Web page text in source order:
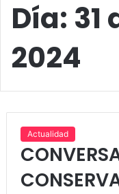
Día: 31
2024
Actualidad